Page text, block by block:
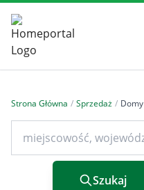
Strona Główna / Sprzedaż / Domy
Szukaj